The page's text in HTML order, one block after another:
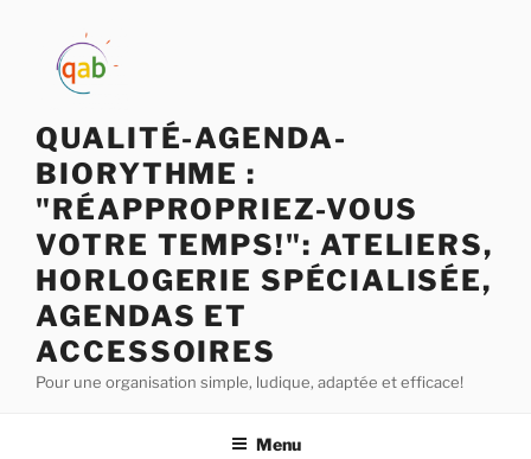
QUALITÉ-AGENDA-
BIORYTHME :
"RÉAPPROPRIEZ-VOUS
VOTRE TEMPS!": ATELIERS,
HORLOGERIE SPÉCIALISÉE,
AGENDAS ET
ACCESSOIRES
Pour une organisation simple, ludique, adaptée et efficace!
Menu